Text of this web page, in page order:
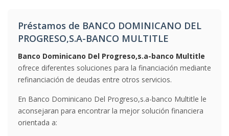
Préstamos de BANCO DOMINICANO DEL
PROGRESO,S.A-BANCO MULTITLE
Banco Dominicano Del Progreso,s.a-banco Multitle
ofrece diferentes soluciones para la financiación mediante
refinanciación de deudas entre otros servicios.
En Banco Dominicano Del Progreso,s.a-banco Multitle le
aconsejaran para encontrar la mejor solución financiera
orientada a: